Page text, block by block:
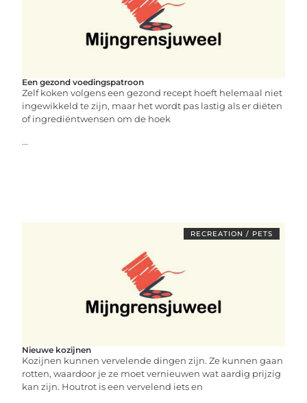
Een gezond voedingspatroon
Zelf koken volgens een gezond recept hoeft helemaal niet
ingewikkeld te zijn, maar het wordt pas lastig als er diëten
of ingrediëntwensen om de hoek
...
RECREATION / PETS
Nieuwe kozijnen
Kozijnen kunnen vervelende dingen zijn. Ze kunnen gaan
rotten, waardoor je ze moet vernieuwen wat aardig prijzig
kan zijn. Houtrot is een vervelend iets en